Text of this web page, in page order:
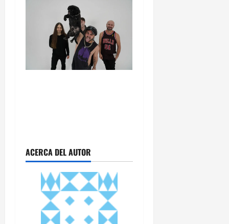
ACERCA DEL AUTOR